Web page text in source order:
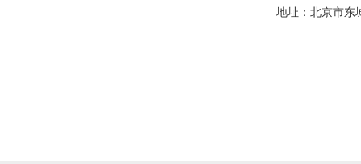
地址：北京市东